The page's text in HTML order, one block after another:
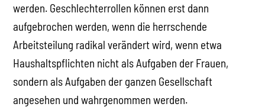
werden. Geschlechterrollen können erst dann
aufgebrochen werden, wenn die herrschende
Arbeitsteilung radikal verändert wird, wenn etwa
Haushaltspflichten nicht als Aufgaben der Frauen,
sondern als Aufgaben der ganzen Gesellschaft
angesehen und wahrgenommen werden.